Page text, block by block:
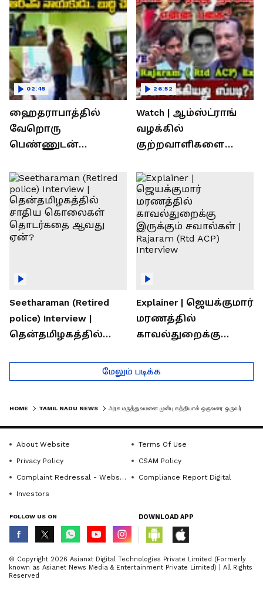
ஹைதராபாத்தில்
வேறொரு
பெண்ணுடன்
தலைவரை மடக்கி
பிடித்த மனைவி
02:45
Watch | ஆம்ஸ்ட்ராங்
வழக்கில்
குற்றவாளிகளை
காவல்துறை? / Rajaram
Rtd ACP Interview
26:52
Seetharaman (Retired
police) Interview |
தென்தமிழகத்தில்
தொடர்கதை ஆவது
ஏன்?
Explainer | ஜெயக்குமார்
மரணத்தில்
காவல்துறைக்கு
Rajaram (Rtd ACP)
Interview
மேலும் படிக்க
HOME TAMIL NADU NEWS
About Website
Terms Of Use
Privacy Policy
CSAM Policy
Complaint Redressal - Website
Compliance Report Digital
Investors
FOLLOW US ON DOWNLOAD APP
© Copyright 2026 Asianxt Digital Technologies Private Limited (Formerly
known as Asianet News Media & Entertainment Private Limited) | All Rights
Reserved